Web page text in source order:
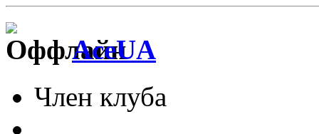
AceUA
Член клуба